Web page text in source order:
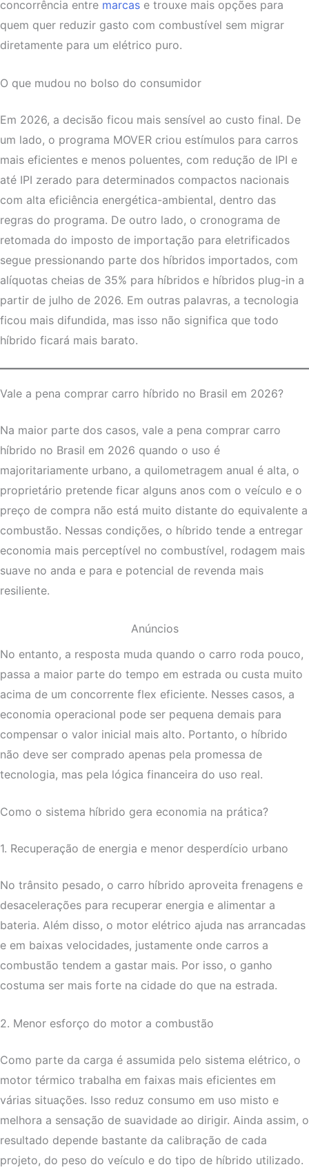
concorrência entre marcas e trouxe mais opções para
quem quer reduzir gasto com combustível sem migrar
diretamente para um elétrico puro.
O que mudou no bolso do consumidor
Em 2026, a decisão ficou mais sensível ao custo final. De
um lado, o programa MOVER criou estímulos para carros
mais eficientes e menos poluentes, com redução de IPI e
até IPI zerado para determinados compactos nacionais
com alta eficiência energética-ambiental, dentro das
regras do programa. De outro lado, o cronograma de
retomada do imposto de importação para eletrificados
segue pressionando parte dos híbridos importados, com
alíquotas cheias de 35% para híbridos e híbridos plug-in a
partir de julho de 2026. Em outras palavras, a tecnologia
ficou mais difundida, mas isso não significa que todo
híbrido ficará mais barato.
Vale a pena comprar carro híbrido no Brasil em 2026?
Na maior parte dos casos, vale a pena comprar carro
híbrido no Brasil em 2026 quando o uso é
majoritariamente urbano, a quilometragem anual é alta, o
proprietário pretende ficar alguns anos com o veículo e o
preço de compra não está muito distante do equivalente a
combustão. Nessas condições, o híbrido tende a entregar
economia mais perceptível no combustível, rodagem mais
suave no anda e para e potencial de revenda mais
resiliente.
Anúncios
No entanto, a resposta muda quando o carro roda pouco,
passa a maior parte do tempo em estrada ou custa muito
acima de um concorrente flex eficiente. Nesses casos, a
economia operacional pode ser pequena demais para
compensar o valor inicial mais alto. Portanto, o híbrido
não deve ser comprado apenas pela promessa de
tecnologia, mas pela lógica financeira do uso real.
Como o sistema híbrido gera economia na prática?
1. Recuperação de energia e menor desperdício urbano
No trânsito pesado, o carro híbrido aproveita frenagens e
desacelerações para recuperar energia e alimentar a
bateria. Além disso, o motor elétrico ajuda nas arrancadas
e em baixas velocidades, justamente onde carros a
combustão tendem a gastar mais. Por isso, o ganho
costuma ser mais forte na cidade do que na estrada.
2. Menor esforço do motor a combustão
Como parte da carga é assumida pelo sistema elétrico, o
motor térmico trabalha em faixas mais eficientes em
várias situações. Isso reduz consumo em uso misto e
melhora a sensação de suavidade ao dirigir. Ainda assim, o
resultado depende bastante da calibração de cada
projeto, do peso do veículo e do tipo de híbrido utilizado.